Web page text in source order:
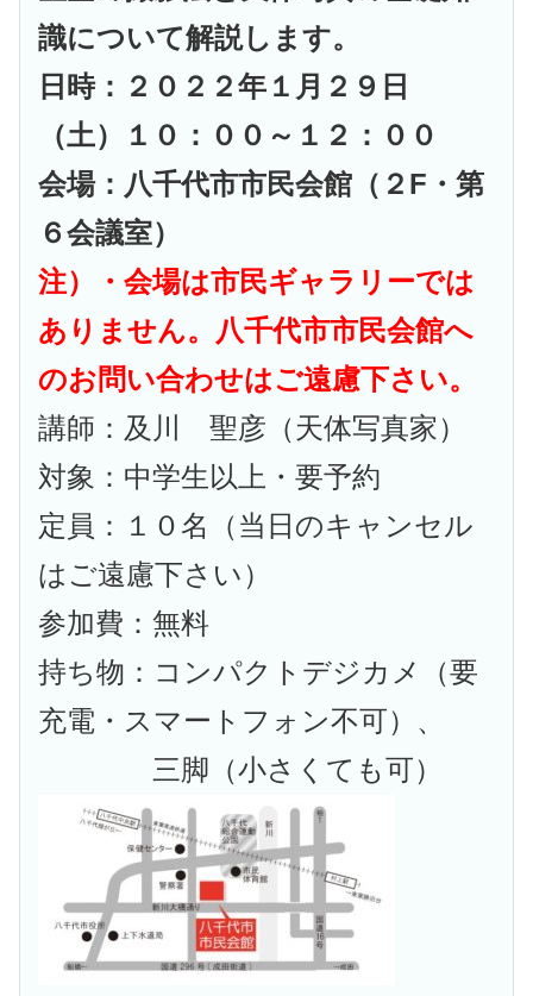
識について解説します。
日時：２０２２年１月２９日
（土）１０：００～１２：００
会場：八千代市市民会館（２F・第
６会議室）
注）・会場は市民ギャラリーでは
ありません。 八千代市市民会館へ
のお問い合わせはご遠慮下さい。
講師：及川 聖彦（天体写真家）
対象：中学生以上・要予約
定員：１０名（当日のキャンセル
はご遠慮下さい）
参加費：無料
持ち物：コンパクトデジカメ（要
充電・スマートフォン不可）、
三脚（小さくても可）